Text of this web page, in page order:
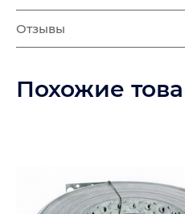
Отзывы
Похожие